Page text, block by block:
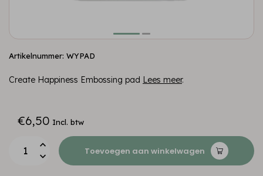
Artikelnummer: WYPAD
Create Happiness Embossing pad Lees meer.
€6,50 Incl. btw
Toevoegen aan winkelwagen